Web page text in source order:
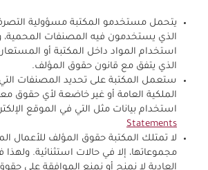
يتحمل مستخدمو المكتبة مسؤولية التصرف
الذي يستخدمون فيه المصنفات المحمية،
استخدام المواد داخل المكتبة أو
الذي يتفق مع قانون حقوق المؤلف.
ستعمل المكتبة على تحديد المصنفات
الملكية العامة أو غير خاضعة لأي حقوق
استخدام بيانات مثل التي في الموقع
Statements
لا تمتلك المكتبة حقوق المؤلف للأعمال
مجموعاتها، إلا في حالات استثنائية. ولهذا
العادية لا نمنح أو نمنع الموافقة على